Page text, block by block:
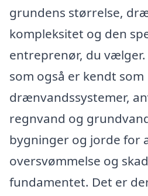
grundens størrelse,
kompleksitet og den
entreprenør, du
som også er kendt som
drænvandssystemer,
regnvand og
bygninger og jorde for
oversvømmelse og
fundamentet. Det er